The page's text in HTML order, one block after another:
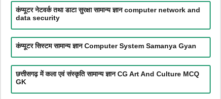
कंप्यूटर नेटवर्क तथा डाटा सुरक्षा सामान्य ज्ञान computer network and
data security
कंप्यूटर सिस्टम सामान्य ज्ञान Computer System Samanya Gyan
छत्तीसगढ़ में कला एवं संस्कृति सामान्य ज्ञान CG Art And Culture MCQ
GK